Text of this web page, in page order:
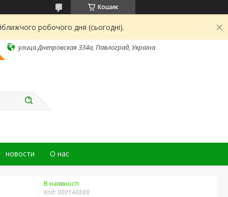
Кошик
робочого дня (сьогодні).
улица Днепровская 334а, Павлоград, Україна
новости О нас
В наявності
Код: 000148888